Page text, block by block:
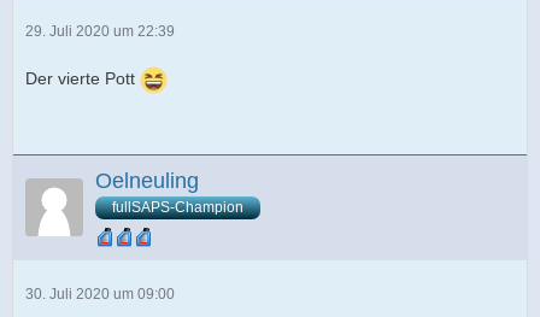
29. Juli 2020 um 22:39
Der vierte Pott
Oelneuling
fullSAPS-Champion
30. Juli 2020 um 09:00